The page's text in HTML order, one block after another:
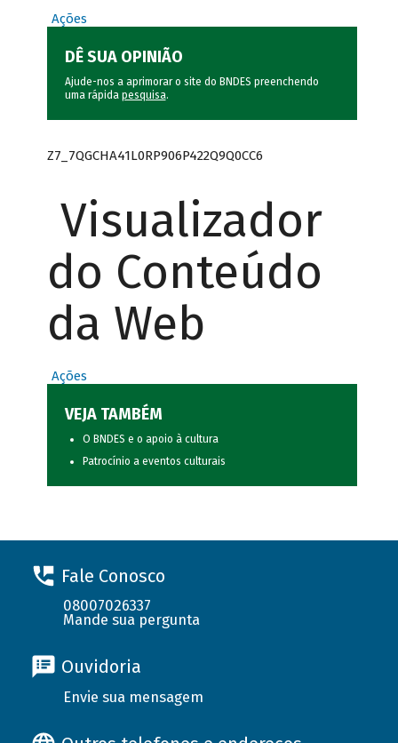
Ações
DÊ SUA OPINIÃO
Ajude-nos a aprimorar o site do BNDES preenchendo
uma rápida pesquisa.
Z7_7QGCHA41L0RP906P422Q9Q0CC6
Visualizador
do Conteúdo
da Web
Ações
VEJA TAMBÉM
O BNDES e o apoio à cultura
Patrocínio a eventos culturais
Fale Conosco
08007026337
Mande sua pergunta
Ouvidoria
Envie sua mensagem